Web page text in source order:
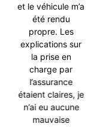
et le véhicule m’a
été rendu
propre. Les
explications sur
la prise en
charge par
l’assurance
étaient claires, je
n’ai eu aucune
mauvaise